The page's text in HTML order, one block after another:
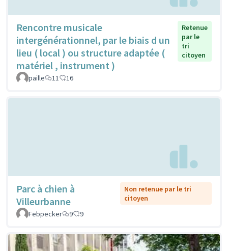
Rencontre musicale
intergénérationnel, par le biais d un
lieu ( local ) ou structure adaptée (
matériel , instrument )
Retenue
par le
tri
citoyen
paille 11 16
Parc à chien à
Villeurbanne
Non retenue par le tri
citoyen
Febpecker
9 9